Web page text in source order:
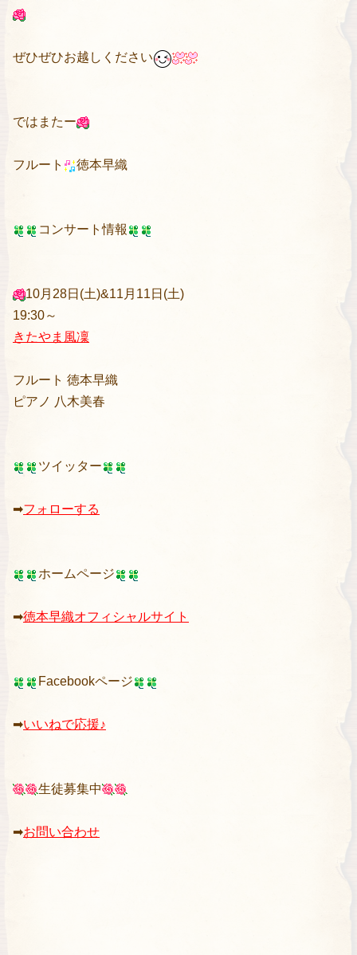
ぜひぜひお越しください
ではまたー
フルート 徳本早織
コンサート情報
10月28日(土)&11月11日(土)
19:30～
きたやま風凜
フルート 徳本早織
ピアノ 八木美春
ツイッター
➡︎フォローする
ホームページ
➡︎徳本早織オフィシャルサイト
Facebookページ
➡︎いいねで応援♪
生徒募集中
➡お問い合わせ